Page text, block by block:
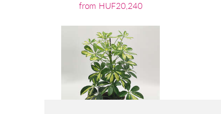
from HUF20,240